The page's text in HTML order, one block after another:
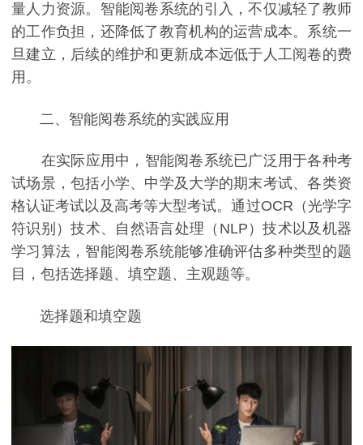
量人力资源。智能阅卷系统的引入，不仅减轻了教师
的工作负担，还降低了教育机构的运营成本。系统一
旦建立，后续的维护和更新成本远低于人工阅卷的费
用。
二、智能阅卷系统的实践应用
在实际应用中，智能阅卷系统已广泛用于各种考
试场景，包括小学、中学及大学的期末考试、各类资
格认证考试以及高考等大型考试。通过OCR（光学字
符识别）技术、自然语言处理（NLP）技术以及机器
学习算法，智能阅卷系统能够准确评估多种类型的题
目，包括选择题、填空题、主观题等。
选择题和填空题